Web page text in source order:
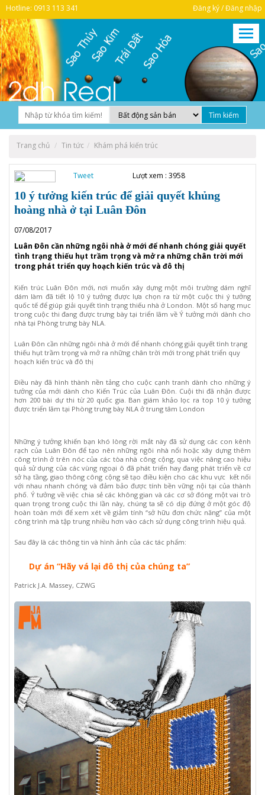
Hotline: 0913 113 341 Đăng ký / Đăng nhập
Trang chủ Tin tức Khám phá kiến trúc
Tweet Lượt xem : 3958
10 ý tưởng kiến trúc để giải quyết khủng
hoàng nhà ở tại Luân Đôn
07/08/2017
Luân Đôn cần những ngôi nhà ở mới để nhanh chóng giải quyết
tình trạng thiếu hụt trầm trọng và mở ra những chân trời mới
trong phát triển quy hoạch kiến trúc và đô thị
Kiến trúc Luân Đôn mới, nơi muốn xây dựng một môi trường dám nghĩ
dám làm đã tiết lộ 10 ý tưởng được lựa chọn ra từ một cuộc thi ý tưởng
quốc tế để giúp giải quyết tình trạng thiếu nhà ở London. Một số hạng mục
trong cuộc thi đang được trưng bày tại triển lãm về Ý tưởng mới dành cho
nhà tại Phòng trưng bày NLA.
Luân Đôn cần những ngôi nhà ở mới để nhanh chóng giải quyết tình trạng
thiếu hụt trầm trọng và mở ra những chân trời mới trong phát triển quy
hoạch kiến trúc và đô thị
Điều này đã hình thành nền tảng cho cuộc cạnh tranh dành cho những ý
tưởng của mới dành cho Kiến Trúc của Luân Đôn. Cuội thi đã nhận được
hơn 200 bài dự thi từ 20 quốc gia. Ban giám khảo lọc ra top 10 ý tưởng
được triển lãm tại Phòng trưng bày NLA ở trung tâm London
Những ý tưởng khiến bạn khó lòng rời mắt này đã sử dụng các con kênh
rạch của Luân Đôn để tạo nên những ngôi nhà nổi hoặc xây dựng thêm
công trình ở trên nóc của các tòa nhà công cộng, qua việc nâng cao hiệu
quả sử dụng của các vùng ngoại ô đã phát triển hay đang phát triển về cơ
sở hạ tầng, giao thông công cộng sẽ tạo điều kiện cho các khu vực kết nối
với nhau nhanh chóng và đảm bảo được tính bền vững nội tại của thành
phố. Ý tưởng về việc chia sẻ các không gian và các cơ sở đóng một vai trò
quan trọng trong cuộc thi lần này, chúng ta sẽ có dịp đứng ở một góc độ
hoàn toàn mới để xem xét về giảm tính “sở hữu đơn chức năng” của một
công trình mà tập trung nhiều hơn vào cách sử dụng công trình hiệu quả.
Sau đây là các thông tin và hình ảnh của các tác phẩm:
Dự án “Hãy vá lại đô thị của chúng ta”
Patrick J.A. Massey, CZWG